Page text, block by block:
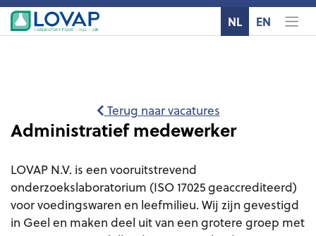
Naar inhoud
NL EN
Terug naar vacatures
Administratief medewerker
LOVAP N.V. is een vooruitstrevend
onderzoekslaboratorium (ISO 17025 geaccrediteerd)
voor voedingswaren en leefmilieu. Wij zijn gevestigd
in Geel en maken deel uit van een grotere groep met